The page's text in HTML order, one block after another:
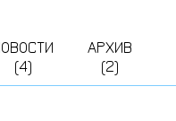
(4)
АРХИВ
(2)